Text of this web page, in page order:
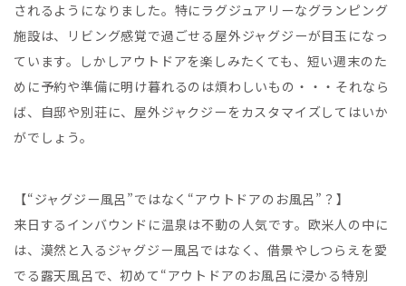
されるようになりました。特にラグジュアリーなグランピング
施設は、リビング感覚で過ごせる屋外ジャグジーが⽬⽟になっ
ています。しかしアウトドアを楽しみたくても、短い週末のた
めに予約や準備に明け暮れるのは煩わしいもの・・・それなら
ば、⾃邸や別荘に、屋外ジャクジーをカスタマイズしてはいか
がでしょう。
【“ジャグジー⾵呂”ではなく“アウトドアのお⾵呂”？】
来⽇するインバウンドに温泉は不動の⼈気です。欧⽶⼈の中に
は、漠然と⼊るジャグジー⾵呂ではなく、借景やしつらえを愛
でる露天⾵呂で、初めて“アウトドアのお⾵呂に浸かる特別